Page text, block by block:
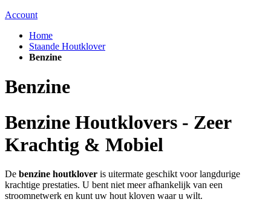
Account
Home
Staande Houtklover
Benzine
Benzine
Benzine Houtklovers - Zeer
Krachtig & Mobiel
De benzine houtklover is uitermate geschikt voor langdurige
krachtige prestaties. U bent niet meer afhankelijk van een
stroomnetwerk en kunt uw hout kloven waar u wilt.